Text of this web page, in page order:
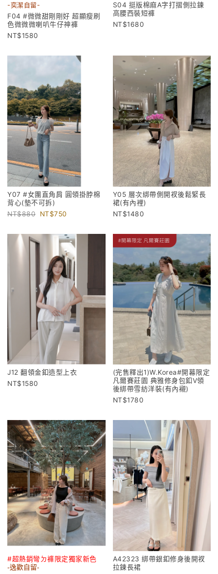
-奕潔自留-
F04 #微微甜剛剛好 超顯瘦刷
色微微微喇叭牛仔神褲
1580
S04 挺版棉麻A字打摺側拉鍊
高腰西裝短褲
1680
Y07 #女團直角肩 圓領掛脖棉
背心(墊不可拆)
880
750
Y05 層次綁帶側開衩後鬆緊長
裙(有內裡)
1480
J12 翻領金釦造型上衣
1580
(完售釋出1)W.Korea#開幕限定
凡爾賽莊園 典雅修身包釦V領
後綁帶雪紡洋裝(有內襯)
1780
#超熱銷彎ㄉ褲限定獨家新色
-逸歡自留-
A42323 綁帶銀釦修身後開衩
拉鍊長裙